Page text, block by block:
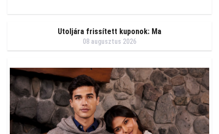
Utoljára frissített kuponok: Ma
08 augusztus 2026